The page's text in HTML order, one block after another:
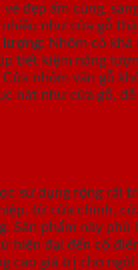
vẻ đẹp ấm cúng,
như cửa gỗ
lượng: Nhôm có khả
tiết kiệm năng
Cửa nhôm vân gỗ
nát như cửa gỗ, dễ
sử dụng rộng rãi
từ cửa chính,
Sản phẩm này phù
hiện đại đến cổ
cao giá trị cho ngôi